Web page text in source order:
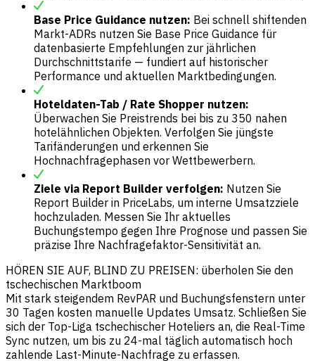
Base Price Guidance nutzen: Bei schnell shiftenden
Markt-ADRs nutzen Sie Base Price Guidance für
datenbasierte Empfehlungen zur jährlichen
Durchschnittstarife — fundiert auf historischer
Performance und aktuellen Marktbedingungen.
Hoteldaten-Tab / Rate Shopper nutzen:
Überwachen Sie Preistrends bei bis zu 350 nahen
hotelähnlichen Objekten. Verfolgen Sie jüngste
Tarifänderungen und erkennen Sie
Hochnachfragephasen vor Wettbewerbern.
Ziele via Report Builder verfolgen: Nutzen Sie
Report Builder in PriceLabs, um interne Umsatzziele
hochzuladen. Messen Sie Ihr aktuelles
Buchungstempo gegen Ihre Prognose und passen Sie
präzise Ihre Nachfragefaktor-Sensitivität an.
HÖREN SIE AUF, BLIND ZU PREISEN: überholen Sie den
tschechischen Marktboom
Mit stark steigendem RevPAR und Buchungsfenstern unter
30 Tagen kosten manuelle Updates Umsatz. Schließen Sie
sich der Top-Liga tschechischer Hoteliers an, die Real-Time
Sync nutzen, um bis zu 24-mal täglich automatisch hoch
zahlende Last-Minute-Nachfrage zu erfassen.